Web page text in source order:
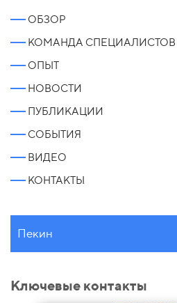
ОБЗОР
КОМАНДА СПЕЦИАЛИСТОВ
ОПЫТ
НОВОСТИ
ПУБЛИКАЦИИ
СОБЫТИЯ
ВИДЕО
КОНТАКТЫ
Пекин
Ключевые контакты